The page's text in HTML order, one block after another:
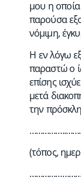
μου η
παρούσα
νόμιμη,
Η εν λόγω
παραστώ ο
επίσης
μετά
την
(τόπος,